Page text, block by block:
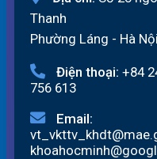
Thanh
Phường Láng - Hà Nội
Điện thoại: +84
756 613
Email: